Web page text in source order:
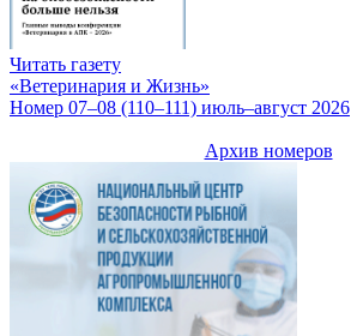
Читать газету
«Ветеринария и Жизнь»
Номер 07–08 (110–111) июль–август 2026
Архив номеров